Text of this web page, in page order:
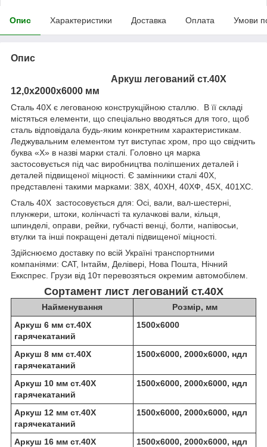
Опис Характеристики Доставка Оплата Умови
Опис
Аркуш легований ст.40Х
12,0х2000х6000 мм
Сталь 40Х є легованою конструкційною сталлю. В її складі
містяться елементи, що спеціально вводяться для того, щоб
сталь відповідала будь-яким конкретним характеристикам.
Леджувальним елементом тут виступає хром, про що свідчить
буква «Х» в назві марки сталі. Головно ця марка
застосовується під час виробництва поліпшених деталей і
деталей підвищеної міцності. Є замінники сталі 40Х,
представлені такими марками: 38Х, 40ХН, 40ХФ, 45Х, 401ХС.
Сталь 40Х застосовується для: Осі, вали, вал-шестерні,
плунжери, штоки, колінчасті та кулачкові вали, кільця,
шпинделі, оправи, рейки, губчасті венці, болти, напівосьи,
втулки та інші покращені деталі підвищеної міцності.
Здійснюємо доставку по всій Україні транспортними
компаніями: САТ, Інтайм, Делівері, Нова Пошта, Нічний
Еккспрес. Грузи від 10т перевозяться окремим автомобілем.
Сортамент лист легований ст.40Х
Найменування
Розмір, мм
Аркуш 6 мм ст.40Х
гарячекатаний
1500х6000
Аркуш 8 мм ст.40Х
гарячекатаний
1500х6000, 2000х6000, ндл
Аркуш 10 мм ст.40Х
гарячекатаний
1500х6000, 2000х6000, ндл
Аркуш 12 мм ст.40Х
гарячекатаний
1500х6000, 2000х6000, ндл
Аркуш 16 мм ст.40Х
1500х6000, 2000х6000, ндл